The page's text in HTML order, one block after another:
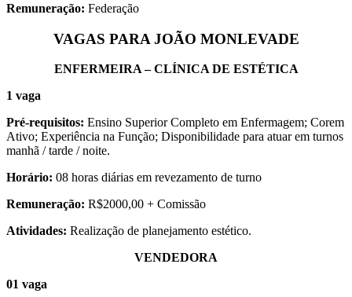
Remuneração: Federação
VAGAS PARA JOÃO MONLEVADE
ENFERMEIRA – CLÍNICA DE ESTÉTICA
1 vaga
Pré-requisitos: Ensino Superior Completo em Enfermagem; Corem
Ativo; Experiência na Função; Disponibilidade para atuar em turnos
manhã / tarde / noite.
Horário: 08 horas diárias em revezamento de turno
Remuneração: R$2000,00 + Comissão
Atividades: Realização de planejamento estético.
VENDEDORA
01 vaga